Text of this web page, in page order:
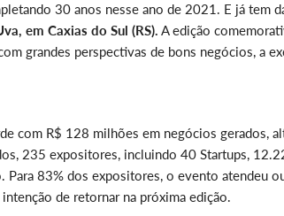
30 anos nesse ano de 2021. E já tem
em Caxias do Sul (RS). A edição
grandes perspectivas de bons negócios, a
com R$ 128 milhões em negócios gerados,
235 expositores, incluindo 40 Startups,
83% dos expositores, o evento atendeu
de retornar na próxima edição.